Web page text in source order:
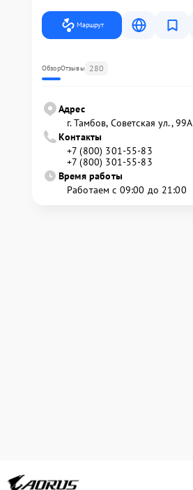
Маршрут
ОбзорОтзывы 280
Адрес
г. Тамбов, Советская ул., 99А
Контакты
+7 (800) 301-55-83
+7 (800) 301-55-83
Время работы
Работаем с 09:00 до 21:00